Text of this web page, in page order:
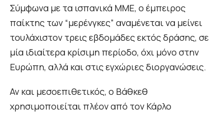
Σύμφωνα με τα ισπανικά ΜΜΕ, ο έμπειρος
παίκτης των “μερένγκες” αναμένεται να μείνει
τουλάχιστον τρεις εβδομάδες εκτός δράσης, σε
μία ιδιαίτερα κρίσιμη περίοδο, όχι μόνο στην
Ευρώπη, αλλά και στις εγχώριες διοργανώσεις.
Αν και μεσοεπιθετικός, ο Βάθκεθ
χρησιμοποιείται πλέον από τον Κάρλο